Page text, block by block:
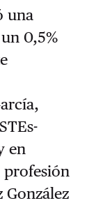
una
0,5%
en
profesión